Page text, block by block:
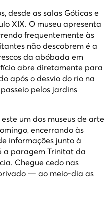
desde as salas Góticas e
XIX. O museu apresenta
frequentemente às
não descobrem é a
da abóbada em
abre diretamente para
após o desvio do rio na
pelos jardins
um dos museus de arte
encerrando às
informações junto à
a paragem Trinitat da
Chegue cedo nas
— ao meio-dia as